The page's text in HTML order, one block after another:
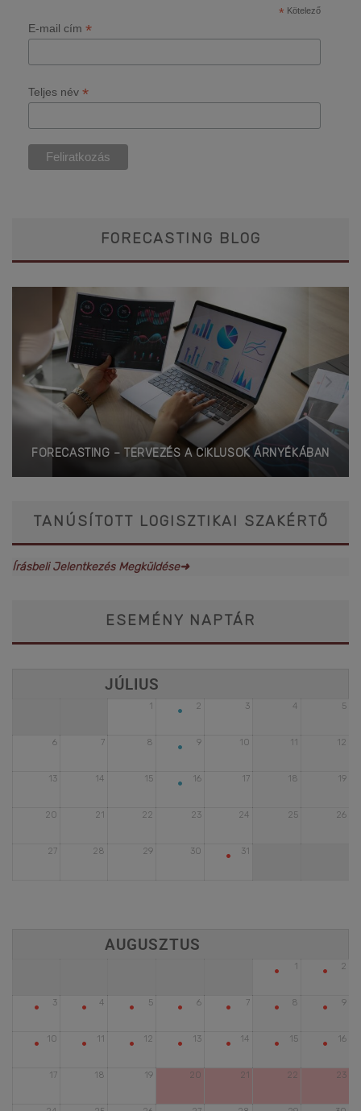
* Kötelező
E-mail cím *
Teljes név *
FORECASTING BLOG
FORECASTING – TERVEZÉS A CIKLUSOK ÁRNYÉKÁBAN
TANÚSÍTOTT LOGISZTIKAI SZAKÉRTŐ
Írásbeli Jelentkezés Megküldése➜
ESEMÉNY NAPTÁR
1 2
• 3 4 5
6 7 8 9
• 10 11 12
13 14 15 16
• 17 18 19
20 21 22 23 24 25 26
27 28 29 30 31
•
1
• 2
•
3
• 4
• 5
• 6
• 7
• 8
• 9
•
10
• 11
• 12
• 13
• 14
• 15
• 16
•
17 18 19 20 21 22 23